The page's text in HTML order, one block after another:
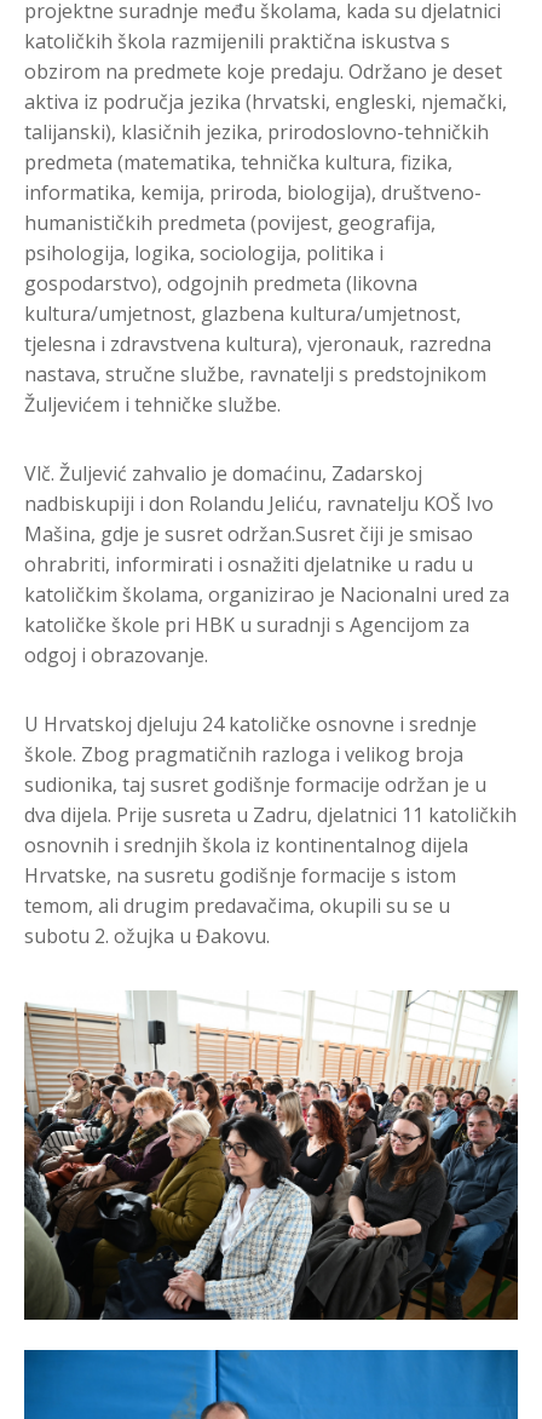
projektne suradnje među školama, kada su djelatnici
katoličkih škola razmijenili praktična iskustva s
obzirom na predmete koje predaju. Održano je deset
aktiva iz područja jezika (hrvatski, engleski, njemački,
talijanski), klasičnih jezika, prirodoslovno-tehničkih
predmeta (matematika, tehnička kultura, fizika,
informatika, kemija, priroda, biologija), društveno-
humanističkih predmeta (povijest, geografija,
psihologija, logika, sociologija, politika i
gospodarstvo), odgojnih predmeta (likovna
kultura/umjetnost, glazbena kultura/umjetnost,
tjelesna i zdravstvena kultura), vjeronauk, razredna
nastava, stručne službe, ravnatelji s predstojnikom
Žuljevićem i tehničke službe.
Vlč. Žuljević zahvalio je domaćinu, Zadarskoj
nadbiskupiji i don Rolandu Jeliću, ravnatelju KOŠ Ivo
Mašina, gdje je susret održan.Susret čiji je smisao
ohrabriti, informirati i osnažiti djelatnike u radu u
katoličkim školama, organizirao je Nacionalni ured za
katoličke škole pri HBK u suradnji s Agencijom za
odgoj i obrazovanje.
U Hrvatskoj djeluju 24 katoličke osnovne i srednje
škole. Zbog pragmatičnih razloga i velikog broja
sudionika, taj susret godišnje formacije održan je u
dva dijela. Prije susreta u Zadru, djelatnici 11 katoličkih
osnovnih i srednjih škola iz kontinentalnog dijela
Hrvatske, na susretu godišnje formacije s istom
temom, ali drugim predavačima, okupili su se u
subotu 2. ožujka u Đakovu.